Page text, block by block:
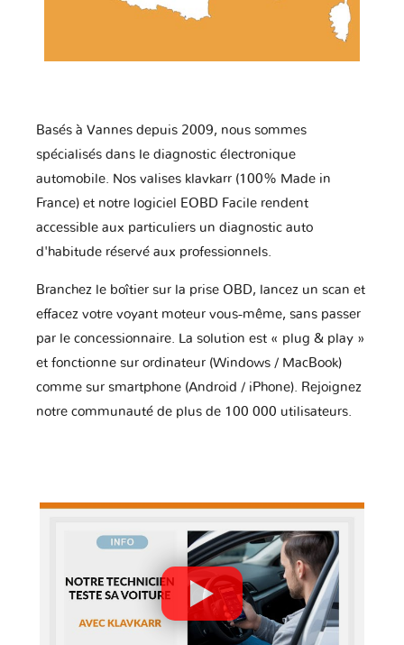
Basés à Vannes depuis 2009, nous sommes
spécialisés dans le diagnostic électronique
automobile. Nos valises klavkarr (100% Made in
France) et notre logiciel EOBD Facile rendent
accessible aux particuliers un diagnostic auto
d'habitude réservé aux professionnels.
Branchez le boîtier sur la prise OBD, lancez un scan et
effacez votre voyant moteur vous-même, sans passer
par le concessionnaire. La solution est « plug & play »
et fonctionne sur ordinateur (Windows / MacBook)
comme sur smartphone (Android / iPhone). Rejoignez
notre communauté de plus de 100 000 utilisateurs.